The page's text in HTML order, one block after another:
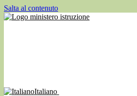
Salta al contenuto
Italiano